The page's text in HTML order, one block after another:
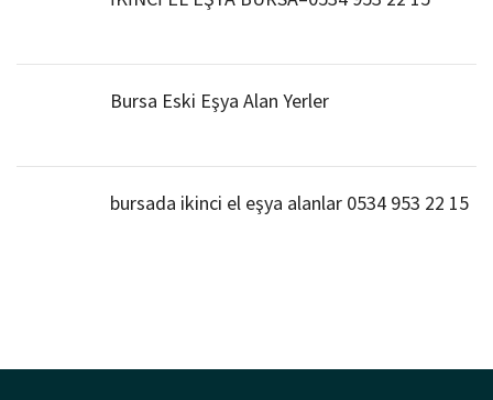
Bursa Eski Eşya Alan Yerler
bursada ikinci el eşya alanlar 0534 953 22 15